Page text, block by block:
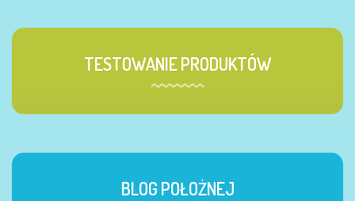
TESTOWANIE PRODUKTÓW
BLOG POŁOŻNEJ